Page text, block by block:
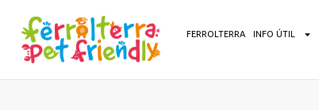
FERROLTERRA INFO ÚTIL